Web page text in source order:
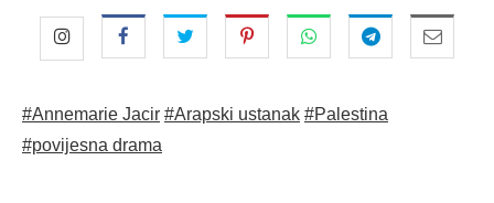
#Annemarie Jacir #Arapski ustanak #Palestina
#povijesna drama